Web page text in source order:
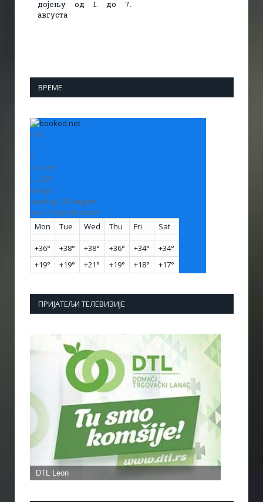
дојењу од 1. до 7.
августа
ВРЕМЕ
+29
°
C
H: +34°
L: +20°
Vranje
Sunday, 09 August
See 7-Day Forecast
Mon
Tue Wed Thu Fri Sat
+36° +38° +38° +36° +34° +34°
+19° +19° +21° +19° +18° +17°
ПРИЈАТЕЉИ ТЕЛЕВИЗИЈЕ